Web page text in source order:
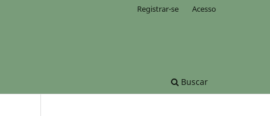
Buscar
Registrar-se Acesso